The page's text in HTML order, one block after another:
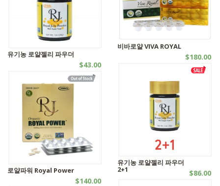
비바로얄 VIVA ROYAL
$180.00
유기농 로얄젤리 파우더
$43.00
유기농 로얄젤리 파우더
2+1 $86.00
로얄파워 Royal Power
$140.00